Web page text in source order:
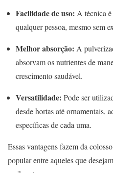
Facilidade de uso: A técnica
qualquer pessoa, mesmo sem
Melhor absorção: A
absorvam os nutrientes de
crescimento saudável.
Versatilidade: Pode ser
desde hortas até ornamentais,
específicas de cada uma.
Essas vantagens fazem da
popular entre aqueles que